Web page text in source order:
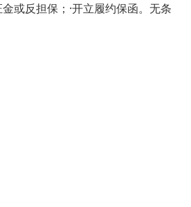
或反担保；·开立履约保函。无条